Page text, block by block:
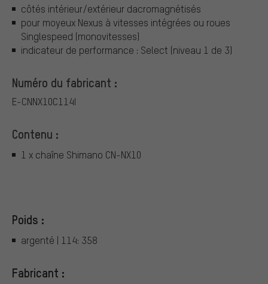
côtés intérieur/extérieur dacromagnétisés
pour moyeux Nexus à vitesses intégrées ou roues
Singlespeed (monovitesses)
indicateur de performance : Select (niveau 1 de 3)
Numéro du fabricant :
E-CNNX10C114I
Contenu :
1 x chaîne Shimano CN-NX10
Poids :
argenté | 114: 358
Fabricant :